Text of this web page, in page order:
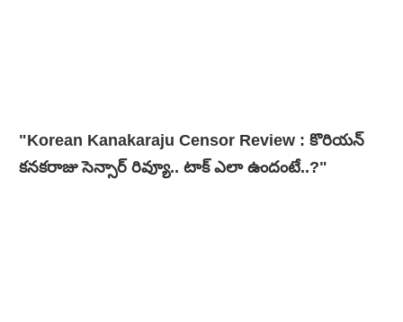
"Korean Kanakaraju Censor Review : కొరియన్
కనకరాజు సెన్సార్ రివ్యూ.. టాక్ ఎలా ఉందంటే..?"